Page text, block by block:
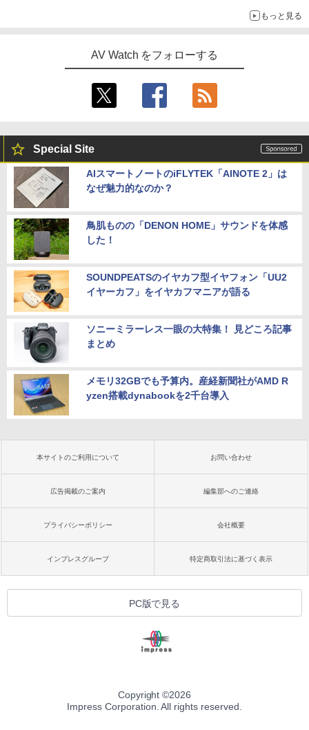
もっと見る
AV Watch をフォローする
Special Site
AIスマートノートのiFLYTEK「AINOTE 2」は
なぜ魅力的なのか？
鳥肌ものの「DENON HOME」サウンドを体感
した！
SOUNDPEATSのイヤカフ型イヤフォン「UU2
イヤーカフ」をイヤカフマニアが語る
ソニーミラーレス一眼の大特集！ 見どころ記事
まとめ
メモリ32GBでも予算内。産経新聞社がAMD R
yzen搭載dynabookを2千台導入
本サイトのご利用について お問い合わせ
広告掲載のご案内 編集部へのご連絡
プライバシーポリシー 会社概要
インプレスグループ 特定商取引法に基づく表示
PC版で見る
Copyright ©2026
Impress Corporation. All rights reserved.